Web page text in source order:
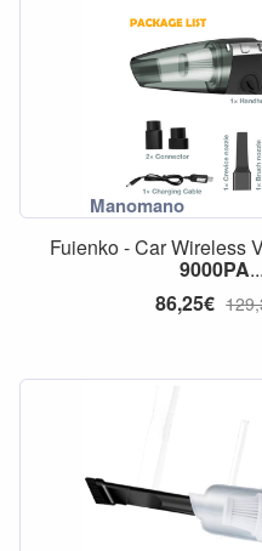
Fuienko - Car Wireless
9000PA...
86,25€